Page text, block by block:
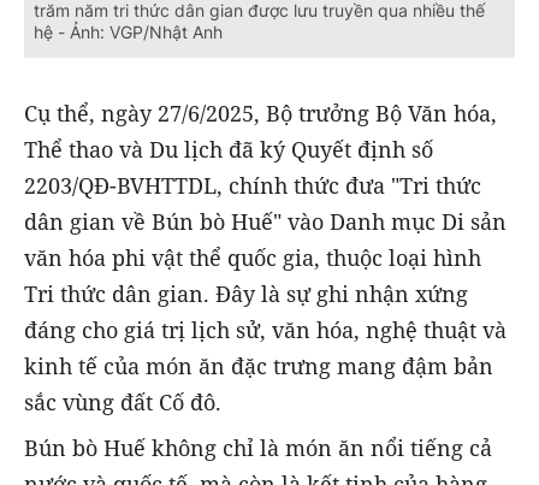
trăm năm tri thức dân gian được lưu truyền qua nhiều thế
hệ - Ảnh: VGP/Nhật Anh
Cụ thể, ngày 27/6/2025, Bộ trưởng Bộ Văn hóa,
Thể thao và Du lịch đã ký Quyết định số
2203/QĐ-BVHTTDL, chính thức đưa "Tri thức
dân gian về Bún bò Huế" vào Danh mục Di sản
văn hóa phi vật thể quốc gia, thuộc loại hình
Tri thức dân gian. Đây là sự ghi nhận xứng
đáng cho giá trị lịch sử, văn hóa, nghệ thuật và
kinh tế của món ăn đặc trưng mang đậm bản
sắc vùng đất Cố đô.
Bún bò Huế không chỉ là món ăn nổi tiếng cả